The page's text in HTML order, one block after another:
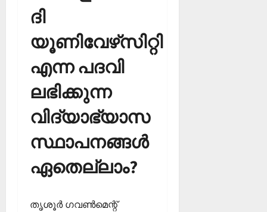
ദി
യൂണിവേഴ്‌സിറ്റി
എന്ന പദവി
ലഭിക്കുന്ന
വിദ്യാഭ്യാസ
സ്ഥാപനങ്ങള്‍
ഏതെല്ലാം?
തൃശൂര്‍ ഗവണ്‍മെന്റ്